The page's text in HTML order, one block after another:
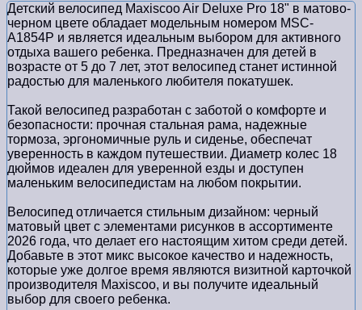
Детский велосипед Maxiscoo Air Deluxe Pro 18" в матово-
черном цвете обладает модельным номером MSC-
A1854P и является идеальным выбором для активного
отдыха вашего ребенка. Предназначен для детей в
возрасте от 5 до 7 лет, этот велосипед станет истинной
радостью для маленького любителя покатушек.
Такой велосипед разработан с заботой о комфорте и
безопасности: прочная стальная рама, надежные
тормоза, эргономичные руль и сиденье, обеспечат
уверенность в каждом путешествии. Диаметр колес 18
дюймов идеален для уверенной езды и доступен
маленьким велосипедистам на любом покрытии.
Велосипед отличается стильным дизайном: черный
матовый цвет с элементами рисунков в ассортименте
2026 года, что делает его настоящим хитом среди детей.
Добавьте в этот микс высокое качество и надежность,
которые уже долгое время являются визитной карточкой
производителя Maxiscoo, и вы получите идеальный
выбор для своего ребенка.